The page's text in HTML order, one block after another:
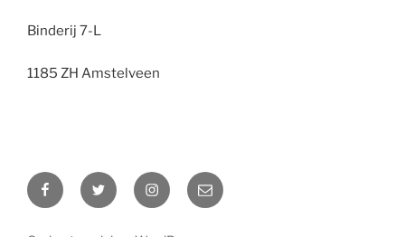
Binderij 7-L
1185 ZH Amstelveen
FacebookTwitter Instagram
E-
mail